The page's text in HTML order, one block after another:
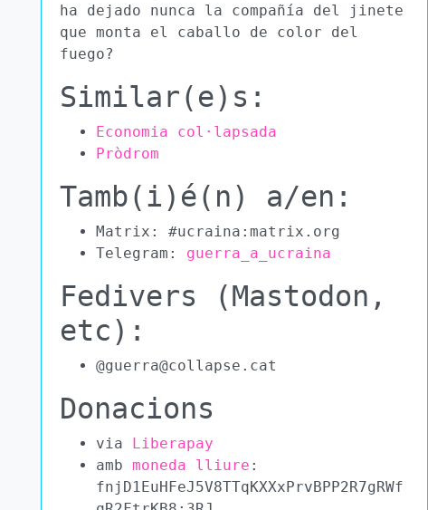
ha dejado nunca la compañía del jinete
que monta el caballo de color del
fuego?
Similar(e)s:
Economia col·lapsada
Pròdrom
Tamb(i)é(n) a/en:
Matrix: #ucraina:matrix.org
Telegram: guerra_a_ucraina
Fedivers (Mastodon,
etc):
@guerra@collapse.cat
Donacions
via Liberapay
amb moneda lliure :
fnjD1EuHFeJ5V8TTqKXXxPrvBPP2R7gRWf